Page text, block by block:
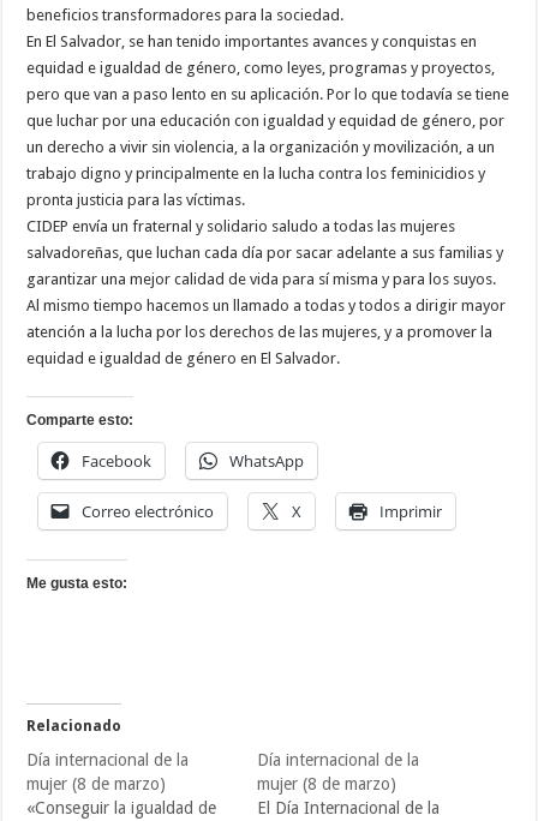
beneficios transformadores para la sociedad.
En El Salvador, se han tenido importantes avances y conquistas en
equidad e igualdad de género, como leyes, programas y proyectos,
pero que van a paso lento en su aplicación. Por lo que todavía se tiene
que luchar por una educación con igualdad y equidad de género, por
un derecho a vivir sin violencia, a la organización y movilización, a un
trabajo digno y principalmente en la lucha contra los feminicidios y
pronta justicia para las víctimas.
CIDEP envía un fraternal y solidario saludo a todas las mujeres
salvadoreñas, que luchan cada día por sacar adelante a sus familias y
garantizar una mejor calidad de vida para sí misma y para los suyos.
Al mismo tiempo hacemos un llamado a todas y todos a dirigir mayor
atención a la lucha por los derechos de las mujeres, y a promover la
equidad e igualdad de género en El Salvador.
Comparte esto:
Facebook WhatsApp
Correo electrónico X Imprimir
Me gusta esto:
Relacionado
Día internacional de la
mujer (8 de marzo)
«Conseguir la igualdad de
Día internacional de la
mujer (8 de marzo)
El Día Internacional de la